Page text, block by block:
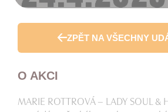
ZPĚT NA VŠECHNY
O AKCI
MARIE ROTTROVÁ – LADY SOUL &